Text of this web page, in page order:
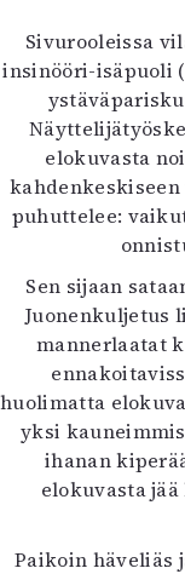
Sivurooleissa
insinööri-isäpuoli (
elokuvasta
puhuttelee:
Sen sijaan
Juonenkuljetus
mannerlaatat
huolimatta
yksi
ihanan
elokuvasta
Paikoin häveliäs